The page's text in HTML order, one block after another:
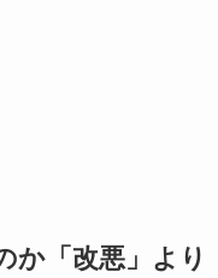
か「改悪」より